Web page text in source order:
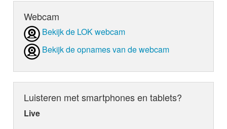
Webcam
Bekijk de LOK webcam
Bekijk de opnames van de webcam
Luisteren met smartphones en tablets?
Live